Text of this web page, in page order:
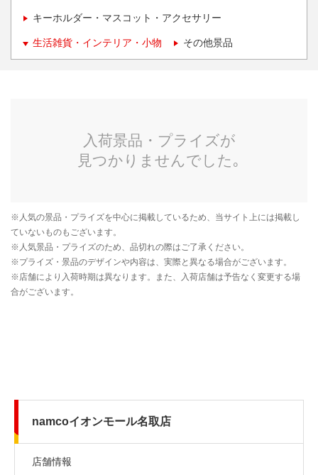
キーホルダー・マスコット・アクセサリー
生活雑貨・インテリア・小物 その他景品
namcoイオンモール名取店
店舗情報